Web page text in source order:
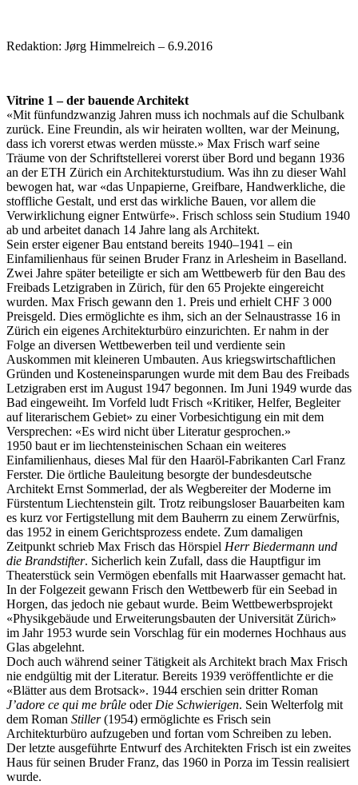
Redaktion: Jørg Himmelreich – 6.9.2016
Vitrine 1 – der bauende Architekt
«Mit fünfundzwanzig Jahren muss ich nochmals auf die Schulbank
zurück. Eine Freundin, als wir heiraten wollten, war der Meinung,
dass ich vorerst etwas werden müsste.» Max Frisch warf seine
Träume von der Schriftstellerei vorerst über Bord und begann 1936
an der ETH Zürich ein Architekturstudium. Was ihn zu dieser Wahl
bewogen hat, war «das Unpapierne, Greifbare, Handwerkliche, die
stoffliche Gestalt, und erst das wirkliche Bauen, vor allem die
Verwirklichung eigner Entwürfe». Frisch schloss sein Studium 1940
ab und arbeitet danach 14 Jahre lang als Architekt.
Sein erster eigener Bau entstand bereits 1940–1941 – ein
Einfamilienhaus für seinen Bruder Franz in Arlesheim in Baselland.
Zwei Jahre später beteiligte er sich am Wettbewerb für den Bau des
Freibads Letzigraben in Zürich, für den 65 Projekte eingereicht
wurden. Max Frisch gewann den 1. Preis und erhielt CHF 3 000
Preisgeld. Dies ermöglichte es ihm, sich an der Selnaustrasse 16 in
Zürich ein eigenes Architekturbüro einzurichten. Er nahm in der
Folge an diversen Wettbewerben teil und verdiente sein
Auskommen mit kleineren Umbauten. Aus kriegswirtschaftlichen
Gründen und Kosteneinsparungen wurde mit dem Bau des Freibads
Letzigraben erst im August 1947 begonnen. Im Juni 1949 wurde das
Bad eingeweiht. Im Vorfeld ludt Frisch «Kritiker, Helfer, Begleiter
auf literarischem Gebiet» zu einer Vorbesichtigung ein mit dem
Versprechen: «Es wird nicht über Literatur gesprochen.»
1950 baut er im liechtensteinischen Schaan ein weiteres
Einfamilienhaus, dieses Mal für den Haaröl-Fabrikanten Carl Franz
Ferster. Die örtliche Bauleitung besorgte der bundesdeutsche
Architekt Ernst Sommerlad, der als Wegbereiter der Moderne im
Fürstentum Liechtenstein gilt. Trotz reibungsloser Bauarbeiten kam
es kurz vor Fertigstellung mit dem Bauherrn zu einem Zerwürfnis,
das 1952 in einem Gerichtsprozess endete. Zum damaligen
Zeitpunkt schrieb Max Frisch das Hörspiel Herr Biedermann und
die Brandstifter. Sicherlich kein Zufall, dass die Hauptfigur im
Theaterstück sein Vermögen ebenfalls mit Haarwasser gemacht hat.
In der Folgezeit gewann Frisch den Wettbewerb für ein Seebad in
Horgen, das jedoch nie gebaut wurde. Beim Wettbewerbsprojekt
«Physikgebäude und Erweiterungsbauten der Universität Zürich»
im Jahr 1953 wurde sein Vorschlag für ein modernes Hochhaus aus
Glas abgelehnt.
Doch auch während seiner Tätigkeit als Architekt brach Max Frisch
nie endgültig mit der Literatur. Bereits 1939 veröffentlichte er die
«Blätter aus dem Brotsack». 1944 erschien sein dritter Roman
J’adore ce qui me brûle oder Die Schwierigen. Sein Welterfolg mit
dem Roman Stiller(1954) ermöglichte es Frisch sein
Architekturbüro aufzugeben und fortan vom Schreiben zu leben.
Der letzte ausgeführte Entwurf des Architekten Frisch ist ein zweites
Haus für seinen Bruder Franz, das 1960 in Porza im Tessin realisiert
wurde.